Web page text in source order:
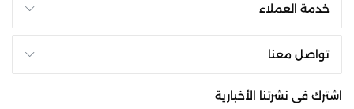
خدمة العملاء
تواصل معنا
اشترك فى نشرتنا الأخبارية